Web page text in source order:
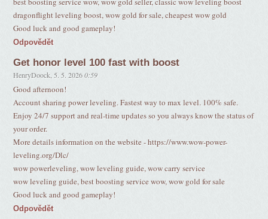
dragonflight leveling boost, wow gold for sale, cheapest wow gold
Good luck and good gameplay!
Odpovědět
Get honor level 100 fast with boost
HenryDoock 5. 5. 2026 0:59
Good afternoon!
Account sharing power leveling. Fastest way to max level. 100% safe.
Enjoy 24/7 support and real-time updates so you always know the status of
your order.
More details information on the website - https://www.wow-power-
leveling.org/Dlc/
wow powerleveling, wow leveling guide, wow carry service
wow leveling guide, best boosting service wow, wow gold for sale
Good luck and good gameplay!
Odpovědět